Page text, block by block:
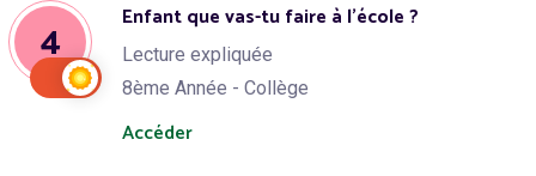
4 Enfant que vas-tu faire à l’école ?
Lecture expliquée
8ème Année - Collège
Accéder